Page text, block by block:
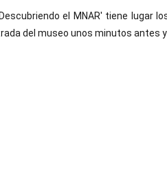
el MNAR' tiene lugar
del museo unos minutos antes